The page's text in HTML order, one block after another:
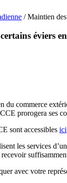
/Maintien
éviers
du commerce
prorogera ses
sont accessibles ici
les services
avec votre